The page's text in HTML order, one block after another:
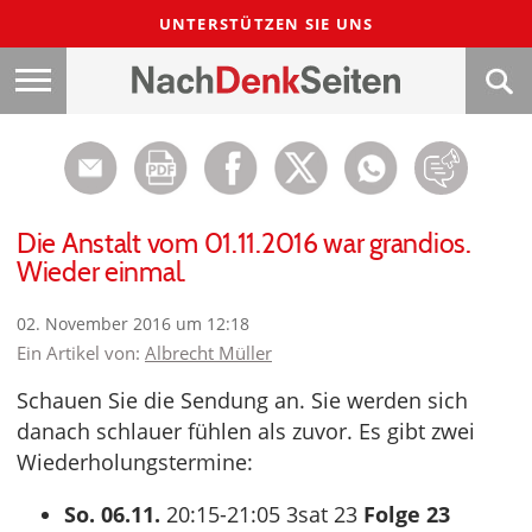
UNTERSTÜTZEN SIE UNS
Die Anstalt vom 01.11.2016 war grandios.
Wieder einmal.
02. November 2016 um 12:18
Ein Artikel von: Albrecht Müller
Schauen Sie die Sendung an. Sie werden sich
danach schlauer fühlen als zuvor. Es gibt zwei
Wiederholungstermine:
So. 06.11. 20:15-21:05 3sat 23 Folge 23